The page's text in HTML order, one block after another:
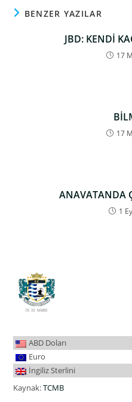
BENZER YAZILAR
JBD: KENDİ
17
17
ANAVATANDA
1
ABD Doları
Euro
İngiliz Sterlini
Kaynak:TCMB